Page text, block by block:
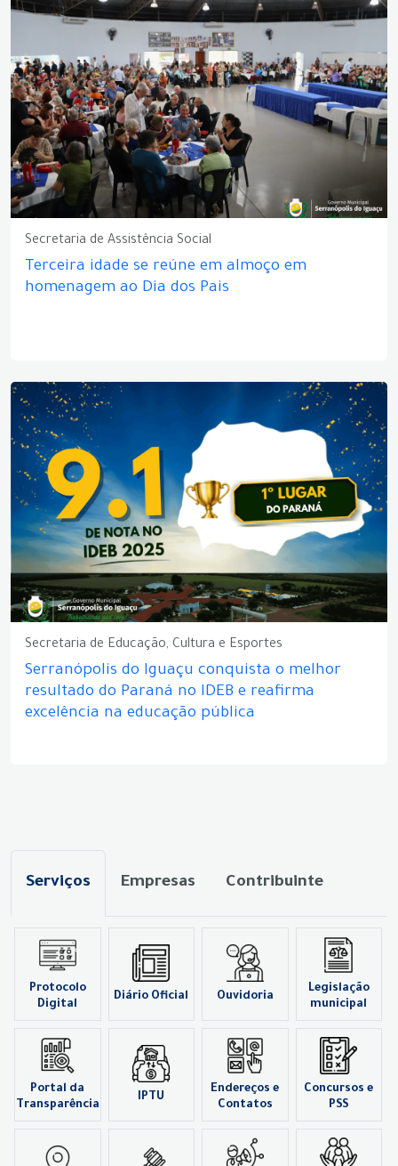
Secretaria de Assistência Social
Terceira idade se reúne em almoço em
homenagem ao Dia dos Pais
Secretaria de Educação, Cultura e Esportes
Serranópolis do Iguaçu conquista o melhor
resultado do Paraná no IDEB e reafirma
excelência na educação pública
Serviços Empresas Contribuinte
Protocolo
Digital
Diário Oficial Ouvidoria
Legislação
municipal
Portal da
Transparência
IPTU
Endereços e
Contatos
Concursos e
PSS